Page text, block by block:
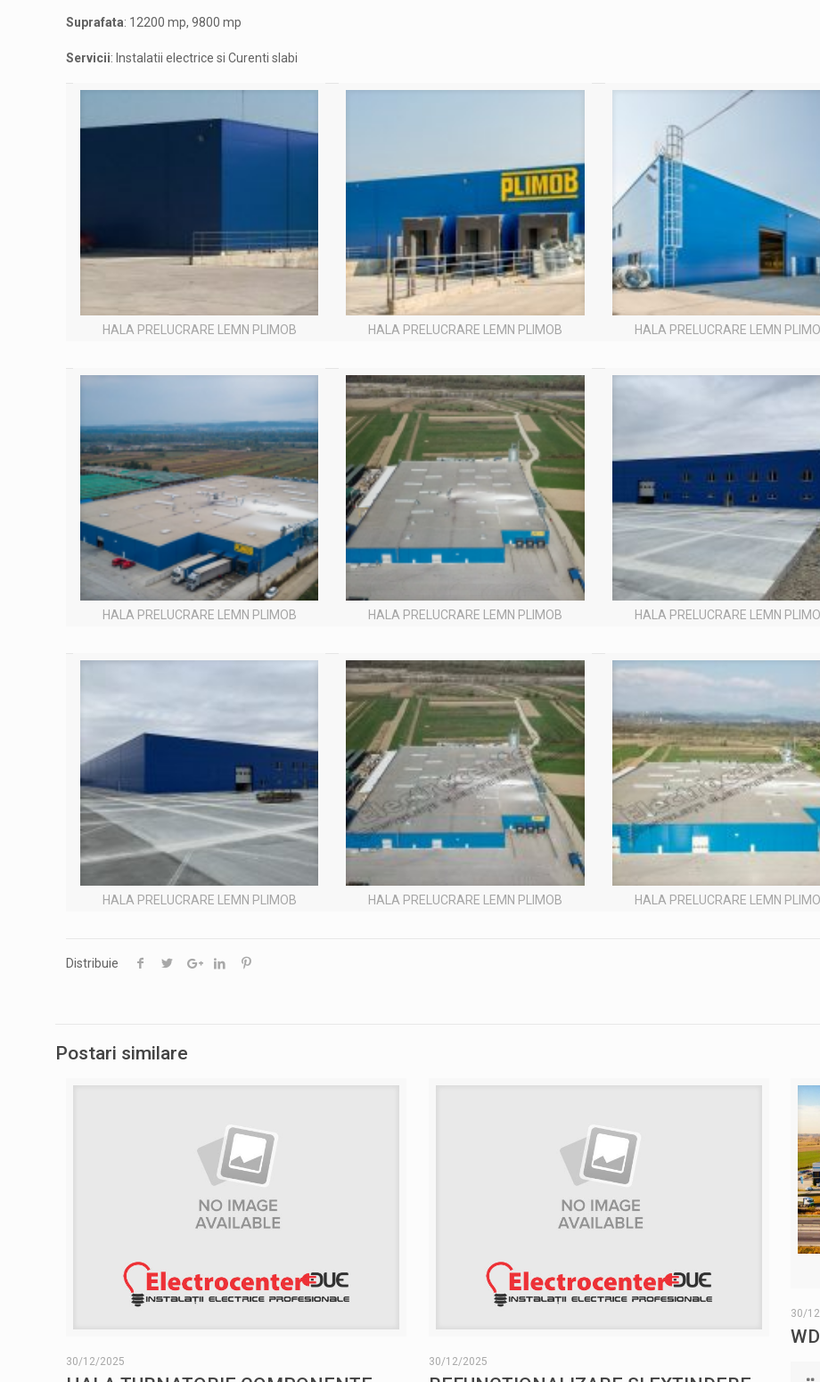
Suprafata: 12200 mp, 9800 mp
Servicii: Instalatii electrice si Curenti slabi
HALA PRELUCRARE LEMN PLIMOB HALA PRELUCRARE LEMN PLIMOB HALA PRELUCRARE LEMN
HALA PRELUCRARE LEMN PLIMOB HALA PRELUCRARE LEMN PLIMOB HALA PRELUCRARE LEMN
HALA PRELUCRARE LEMN PLIMOB HALA PRELUCRARE LEMN PLIMOB HALA PRELUCRARE LEMN
Distribuie
Postari similare
30/12/2025 30/12/2025
30/